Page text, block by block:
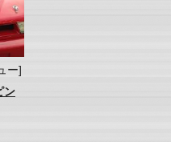
ー]
ン